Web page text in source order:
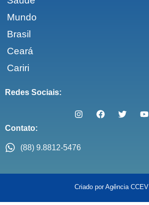
Mundo
Brasil
Ceará
Cariri
Redes Sociais:
Contato:
(88) 9.8812-5476
Criado por Agência CCEV